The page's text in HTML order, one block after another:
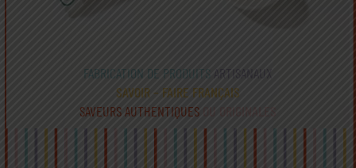
FABRICATION DE PRODUITS ARTISANAUX
SAVOIR – FAIRE FRANÇAIS
SAVEURS AUTHENTIQUES